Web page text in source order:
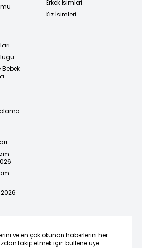
Erkek İsimleri
Kız İsimleri
Bebek
ve en çok okunan haberlerini her
takip etmek için bültene üye